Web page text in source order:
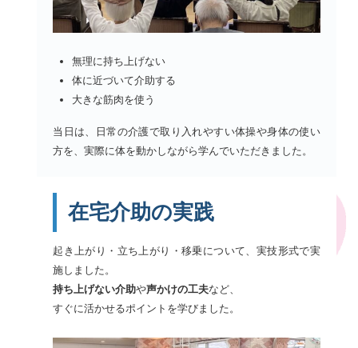
無理に持ち上げない
体に近づいて介助する
大きな筋肉を使う
当日は、日常の介護で取り入れやすい体操や身体の使い
方を、実際に体を動かしながら学んでいただきました。
在宅介助の実践
起き上がり・立ち上がり・移乗について、実技形式で実
施しました。
持ち上げない介助や声かけの工夫など、
すぐに活かせるポイントを学びました。